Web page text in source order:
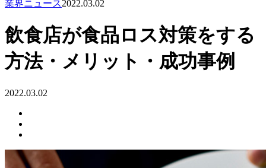
業界ニュース2022.03.02
飲食店が食品ロス対策をする
方法・メリット・成功事例
2022.03.02